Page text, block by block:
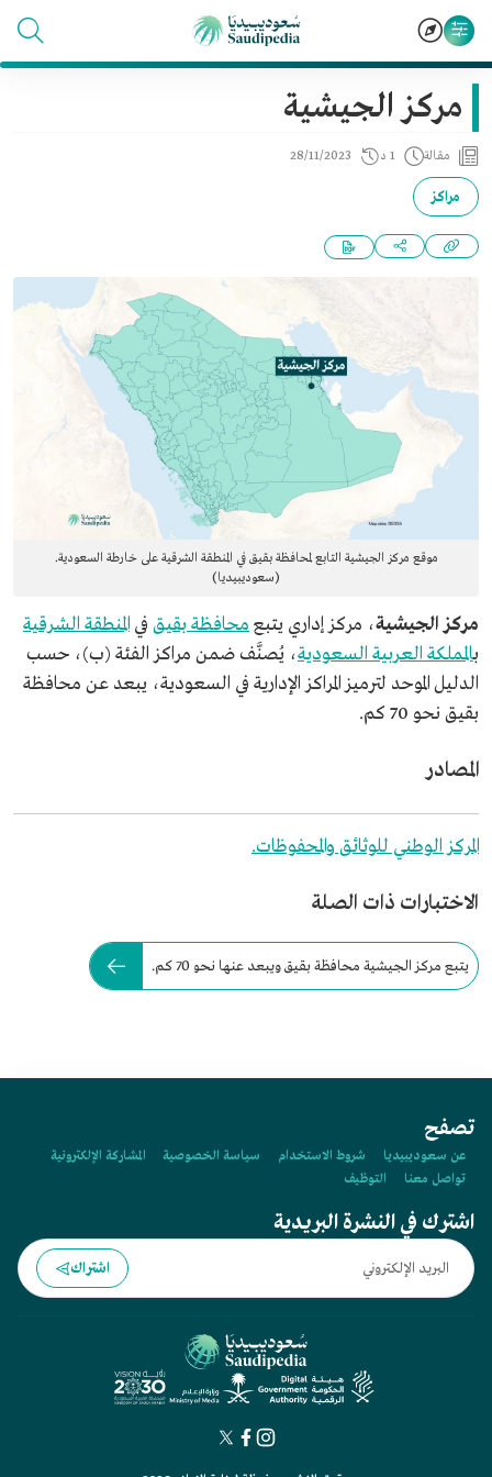
مركز الجيشية
مقالة 1 د 28/11/2023
مراكز
موقع مركز الجيشية التابع لمحافظة بقيق في المنطقة الشرقية على خارطة السعودية.
(سعوديبيديا)
مركز الجيشية، مركز إداري يتبع محافظة بقيق في المنطقة الشرقية
بالمملكة العربية السعودية، يُصنَّف ضمن مراكز الفئة (ب)، حسب
الدليل الموحد لترميز المراكز الإدارية في السعودية، يبعد عن محافظة
بقيق نحو 70 كم.
المصادر
المركز الوطني للوثائق والمحفوظات.
الاختبارات ذات الصلة
يتبع مركز الجيشية محافظة بقيق ويبعد عنها نحو 70 كم.
تصفح
عن سعوديبيديا شروط الاستخدام سياسة الخصوصية
المشاركة الإلكترونية
تواصل معنا
التوظيف
اشترك في النشرة البريدية
اشتراك